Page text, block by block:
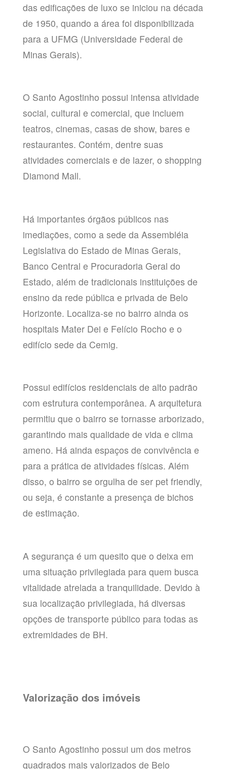
das edificações de luxo se iniciou na década
de 1950, quando a área foi disponibilizada
para a UFMG (Universidade Federal de
Minas Gerais).
O Santo Agostinho possui intensa atividade
social, cultural e comercial, que incluem
teatros, cinemas, casas de show, bares e
restaurantes. Contém, dentre suas
atividades comerciais e de lazer, o shopping
Diamond Mall.
Há importantes órgãos públicos nas
imediações, como a sede da Assembléia
Legislativa do Estado de Minas Gerais,
Banco Central e Procuradoria Geral do
Estado, além de tradicionais instituições de
ensino da rede pública e privada de Belo
Horizonte. Localiza-se no bairro ainda os
hospitais Mater Dei e Felício Rocho e o
edifício sede da Cemig.
Possui edifícios residenciais de alto padrão
com estrutura contemporânea. A arquitetura
permitiu que o bairro se tornasse arborizado,
garantindo mais qualidade de vida e clima
ameno. Há ainda espaços de convivência e
para a prática de atividades físicas. Além
disso, o bairro se orgulha de ser pet friendly,
ou seja, é constante a presença de bichos
de estimação.
A segurança é um quesito que o deixa em
uma situação privilegiada para quem busca
vitalidade atrelada a tranquilidade. Devido à
sua localização privilegiada, há diversas
opções de transporte público para todas as
extremidades de BH.
Valorização dos imóveis
O Santo Agostinho possui um dos metros
quadrados mais valorizados de Belo